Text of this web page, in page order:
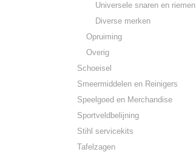
Universele snaren en riemen
Diverse merken
Opruiming
Overig
Schoeisel
Smeermiddelen en Reinigers
Speelgoed en Merchandise
Sportveldbelijning
Stihl servicekits
Tafelzagen